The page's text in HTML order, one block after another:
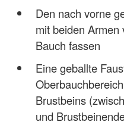
Den nach vorne
mit beiden Armen
Bauch fassen
Eine geballte
Brustbeins
und